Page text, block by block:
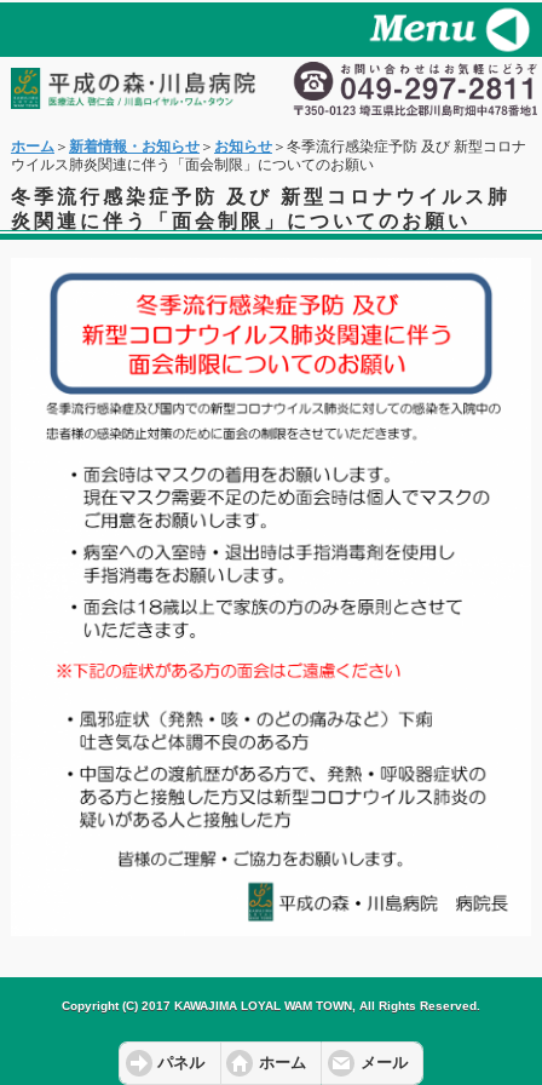
ホーム＞ 新着情報・お知らせ＞ お知らせ＞冬季流行感染症予防 及び 新型コロナ
ウイルス肺炎関連に伴う「面会制限」についてのお願い
冬季流行感染症予防 及び 新型コロナウイルス肺
炎関連に伴う「面会制限」についてのお願い
Copyright (C) 2017 KAWAJIMA LOYAL WAM TOWN, All Rights Reserved.
パネル ホーム メール